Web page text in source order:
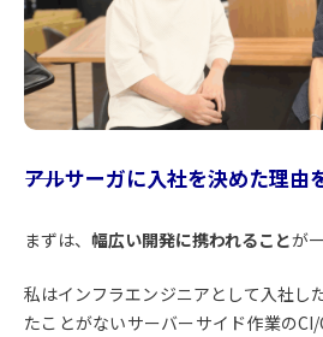
――アルサーガに入社を決めた理由
まずは、 幅広い開発に携われることが
私はインフラエンジニアとして入社し
たことがないサーバーサイド作業の